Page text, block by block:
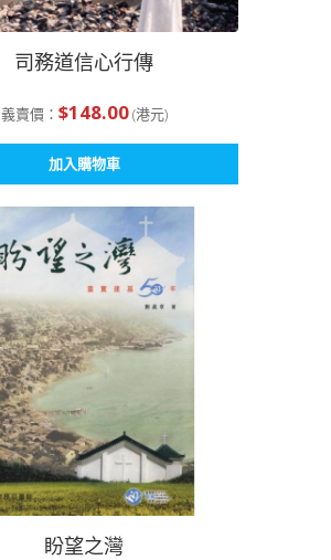
司務道信心行傳
義賣價： $148.00(港元)
加入購物車
盼望之灣